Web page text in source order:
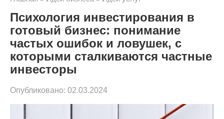
Психология инвестирования в
готовый бизнес: понимание
частых ошибок и ловушек, с
которыми сталкиваются частные
инвесторы
Опубликовано: 02.03.2024